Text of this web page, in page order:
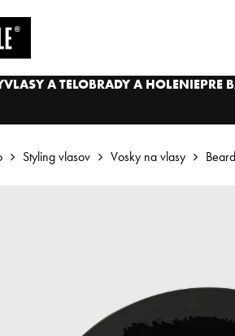
VLASY A TELOBRADY A HOLENIEPRE
Styling vlasov Vosky na vlasy